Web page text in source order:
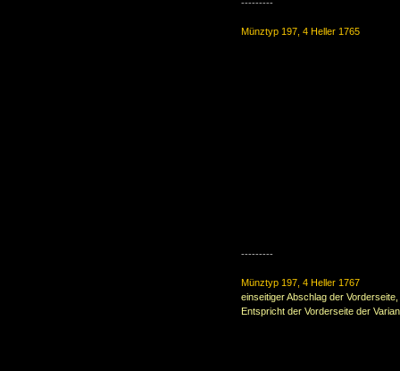
---------
Münztyp 197, 4 Heller 1765
---------
Münztyp 197, 4 Heller 1767
einseitiger Abschlag der
Entspricht der Vorderseite der